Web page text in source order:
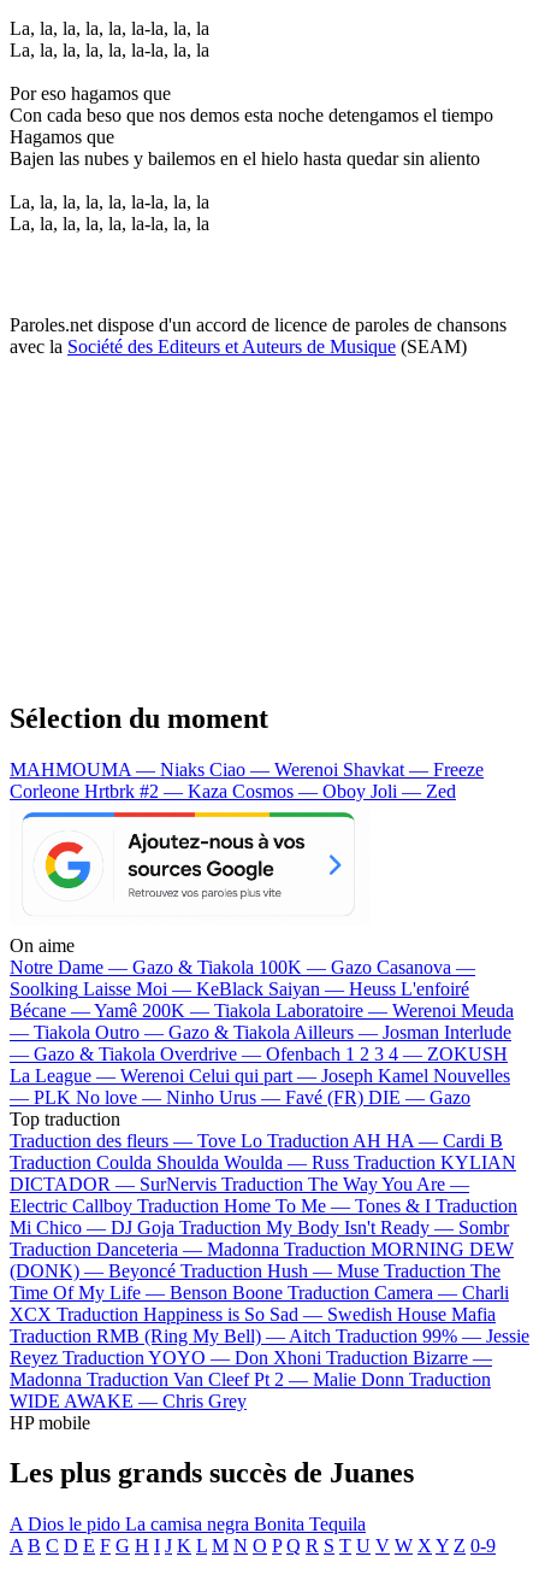
La, la, la, la, la, la-la, la, la
La, la, la, la, la, la-la, la, la
Por eso hagamos que
Con cada beso que nos demos esta noche detengamos el tiempo
Hagamos que
Bajen las nubes y bailemos en el hielo hasta quedar sin aliento
La, la, la, la, la, la-la, la, la
La, la, la, la, la, la-la, la, la
Paroles.net dispose d'un accord de licence de paroles de chansons
avec la Société des Editeurs et Auteurs de Musique (SEAM)
Sélection du moment
MAHMOUMA — Niaks Ciao — Werenoi Shavkat — Freeze
Corleone Hrtbrk #2 — Kaza Cosmos — Oboy Joli — Zed
On aime
Notre Dame — Gazo & Tiakola 100K — Gazo Casanova —
Soolking Laisse Moi — KeBlack Saiyan — Heuss L'enfoiré
Bécane —Yamê 200K — Tiakola Laboratoire — Werenoi Meuda
— Tiakola Outro — Gazo & Tiakola Ailleurs — Josman Interlude
— Gazo & Tiakola Overdrive — Ofenbach 1 2 3 4 — ZOKUSH
La League — Werenoi Celui qui part — Joseph Kamel Nouvelles
— PLK No love — Ninho Urus — Favé (FR) DIE — Gazo
Top traduction
Traduction des fleurs — Tove Lo Traduction AH HA — Cardi B
Traduction Coulda Shoulda Woulda — Russ Traduction KYLIAN
DICTADOR — SurNervis Traduction The Way You Are —
Electric Callboy Traduction Home To Me — Tones & I Traduction
Mi Chico — DJ Goja Traduction My Body Isn't Ready — Sombr
Traduction Danceteria — Madonna Traduction MORNING DEW
(DONK) — Beyoncé Traduction Hush — Muse Traduction The
Time Of My Life — Benson Boone Traduction Camera — Charli
XCX Traduction Happiness is So Sad — Swedish House Mafia
Traduction RMB (Ring My Bell) — Aitch Traduction 99% — Jessie
Reyez Traduction YOYO — Don Xhoni Traduction Bizarre —
Madonna Traduction Van Cleef Pt 2 — Malie Donn Traduction
WIDE AWAKE — Chris Grey
HP mobile
Les plus grands succès de Juanes
A Dios le pido La camisa negra Bonita Tequila
A B C D E F G H I J K L M N O P Q R S T U V W X Y Z 0-9